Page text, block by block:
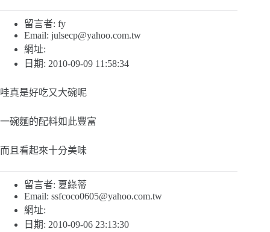
留言者: fy
Email: julsecp@yahoo.com.tw
網址:
日期: 2010-09-09 11:58:34
哇真是好吃又大碗呢
一碗麵的配料如此豐富
而且看起來十分美味
留言者: 夏綠蒂
Email: ssfcoco0605@yahoo.com.tw
網址:
日期: 2010-09-06 23:13:30